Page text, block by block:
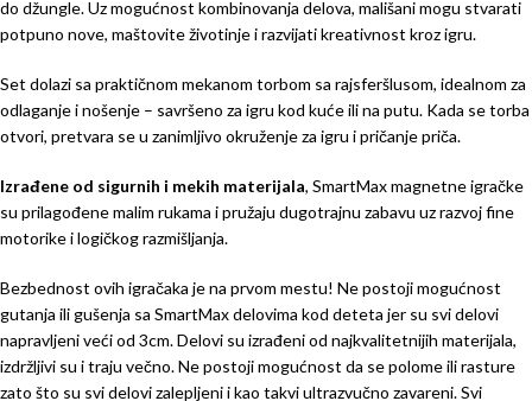
do džungle. Uz mogućnost kombinovanja delova, mališani mogu stvarati
potpuno nove, maštovite životinje i razvijati kreativnost kroz igru.
Set dolazi sa praktičnom mekanom torbom sa rajsferšlusom, idealnom za
odlaganje i nošenje – savršeno za igru kod kuće ili na putu. Kada se torba
otvori, pretvara se u zanimljivo okruženje za igru i pričanje priča.
Izrađene od sigurnih i mekih materijala, SmartMax magnetne igračke
su prilagođene malim rukama i pružaju dugotrajnu zabavu uz razvoj fine
motorike i logičkog razmišljanja.
Bezbednost ovih igračaka je na prvom mestu! Ne postoji mogućnost
gutanja ili gušenja sa SmartMax delovima kod deteta jer su svi delovi
napravljeni veći od 3cm. Delovi su izrađeni od najkvalitetnijih materijala,
izdržljivi su i traju večno. Ne postoji mogućnost da se polome ili rasture
zato što su svi delovi zalepljeni i kao takvi ultrazvučno zavareni. Svi